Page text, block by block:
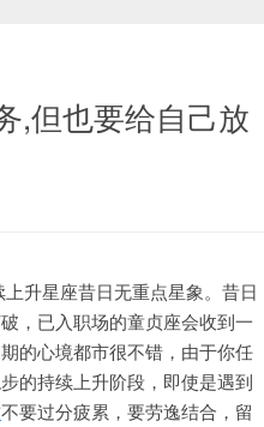
,但也要给自己放
上升星座昔日无重点星象。昔日
，已入职场的童贞座会收到一
的心境都市很不错，由于你任
的持续上升阶段，即使是遇到
不要过分疲累，要劳逸结合，留